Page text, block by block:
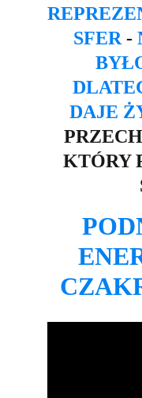
SFER -
DAJE
KTÓRY